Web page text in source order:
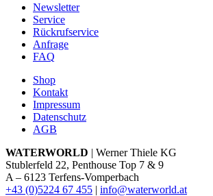
Newsletter
Service
Rückrufservice
Anfrage
FAQ
Shop
Kontakt
Impressum
Datenschutz
AGB
WATERWORLD | Werner Thiele KG
Stublerfeld 22, Penthouse Top 7 & 9
A – 6123 Terfens-Vomperbach
+43 (0)5224 67 455 | info@waterworld.at